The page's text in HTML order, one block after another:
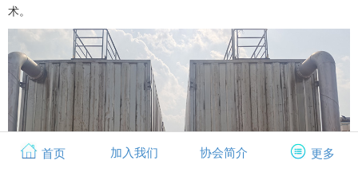
首页 加入我们 协会简介 更多
术。